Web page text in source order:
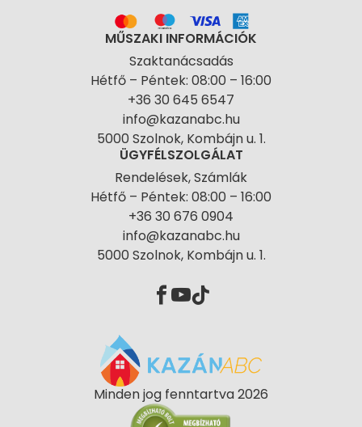
MŰSZAKI INFORMÁCIÓK
Szaktanácsadás
Hétfő – Péntek: 08:00 – 16:00
+36 30 645 6547
info@kazanabc.hu
5000 Szolnok, Kombájn u. 1.
ÜGYFÉLSZOLGÁLAT
Rendelések, Számlák
Hétfő – Péntek: 08:00 – 16:00
+36 30 676 0904
info@kazanabc.hu
5000 Szolnok, Kombájn u. 1.
Minden jog fenntartva 2026